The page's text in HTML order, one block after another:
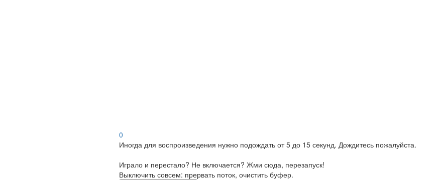
0
Иногда для воспроизведения нужно подождать от 5 до 15 секунд. Дождитесь пожалуйста.
Играло и перестало? Не включается? Жми сюда, перезапуск!
Выключить совсем: прервать поток, очистить буфер.